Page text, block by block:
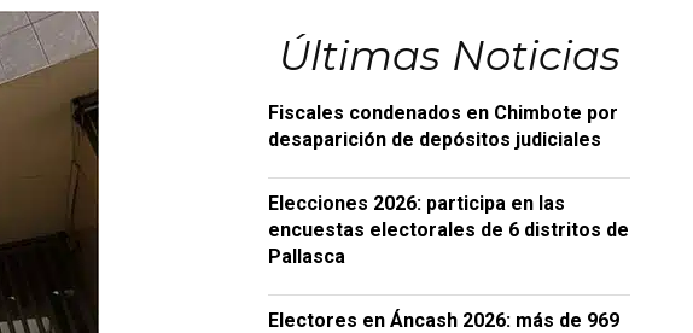
Últimas Noticias
Fiscales condenados en Chimbote por
desaparición de depósitos judiciales
Elecciones 2026: participa en las
encuestas electorales de 6 distritos de
Pallasca
Electores en Áncash 2026: más de 969